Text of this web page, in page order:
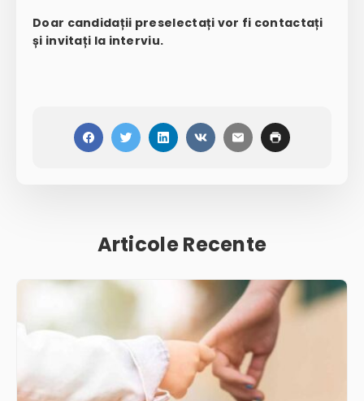
Doar candidații preselectați vor fi contactați
și invitați la interviu.
Articole Recente